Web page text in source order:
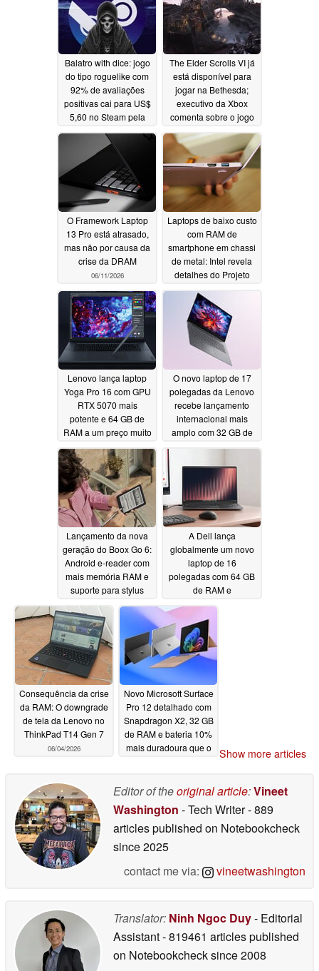
Balatro with dice: jogo
do tipo roguelike com
92% de avaliações
positivas cai para US$
5,60 no Steam pela
primeira vez06/12/2026
The Elder Scrolls VI já
está disponível para
jogar na Bethesda;
executivo da Xbox
comenta sobre o jogo
06/12/2026
O Framework Laptop
13 Pro está atrasado,
mas não por causa da
crise da DRAM
06/11/2026
Laptops de baixo custo
com RAM de
smartphone em chassi
de metal: Intel revela
detalhes do Projeto
Firefly06/11/2026
Lenovo lança laptop
Yoga Pro 16 com GPU
RTX 5070 mais
potente e 64 GB de
RAM a um preço muito
mais alto06/09/2026
O novo laptop de 17
polegadas da Lenovo
recebe lançamento
internacional mais
amplo com 32 GB de
RAM e processadores
06/09/2026
Lançamento da nova
geração do Boox Go 6:
Android e-reader com
mais memória RAM e
suporte para stylus
06/08/2026
A Dell lança
globalmente um novo
laptop de 16
polegadas com 64 GB
de RAM e
processadores AMD
Zen 506/05/2026
Consequência da crise
da RAM: O downgrade
de tela da Lenovo no
ThinkPad T14 Gen 7
06/04/2026
Novo Microsoft Surface
Pro 12 detalhado com
Snapdragon X2, 32 GB
de RAM e bateria 10%
mais duradoura que o
Show more articles
Editor of theoriginal article:Vineet
Washington - Tech Writer- 889
articles published on Notebookcheck
since 2025
contact me via:
vineetwashington
Translator: Ninh Ngoc Duy- Editorial
Assistant- 819461 articles published
on Notebookchecksince 2008